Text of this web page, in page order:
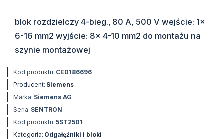
blok rozdzielczy 4-bieg., 80 A, 500 V wejście: 1x
6-16 mm2 wyjście: 8x 4-10 mm2 do montażu na
szynie montażowej
Kod produktu: CE0186696
Producent: Siemens
Marka: Siemens AG
Seria: SENTRON
Kod produktu: 5ST2501
Kategoria: Odgałęźniki i bloki